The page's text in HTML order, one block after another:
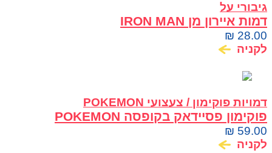
גיבורי על
דמות איירון מן IRON MAN
₪ 28.00
לקניה
דמויות פוקימון / צעצועי POKEMON
פוקימון פסיידאק בקופסה POKEMON
PSYDUCK
₪ 59.00
לקניה